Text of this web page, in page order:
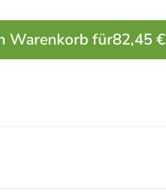
Warenkorb für82,45 €